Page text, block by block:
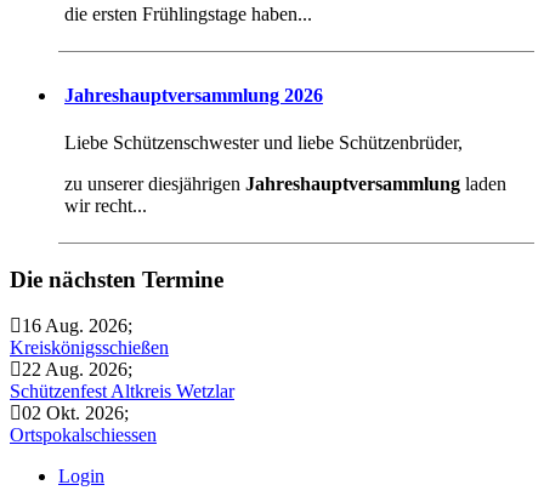
die ersten Frühlingstage haben...
Jahreshauptversammlung 2026
Liebe Schützenschwester und liebe Schützenbrüder,
zu unserer diesjährigen Jahreshauptversammlung laden
wir recht...
Die nächsten Termine
16 Aug. 2026;
Kreiskönigsschießen
22 Aug. 2026;
Schützenfest Altkreis Wetzlar
02 Okt. 2026;
Ortspokalschiessen
Login